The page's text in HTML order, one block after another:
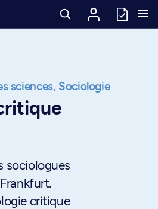
sciences, Sociologie
sociologues
critique